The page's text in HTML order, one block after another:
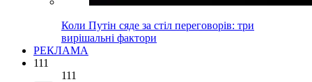
Коли Путін сяде за стіл переговорів: три
вирішальні фактори
РЕКЛАМА
111
111